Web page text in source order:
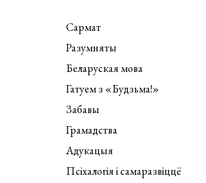
Сармат
Разумняты
Беларуская мова
Гатуем з «Будзьма!»
Забавы
Грамадства
Адукацыя
Псіхалогія і самаразвіццё